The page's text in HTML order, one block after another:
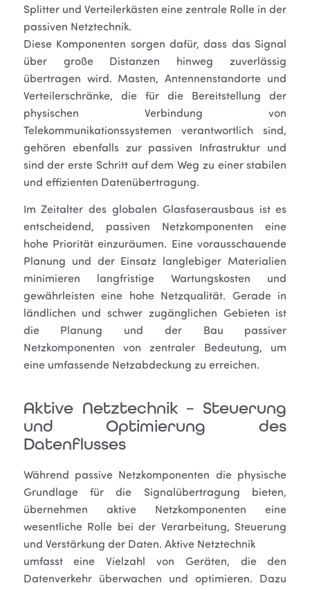
Splitter und Verteilerkästen eine zentrale Rolle in der
passiven Netztechnik.
Diese Komponenten sorgen dafür, dass das Signal
über große Distanzen hinweg zuverlässig
übertragen wird. Masten, Antennenstandorte und
Verteilerschränke, die für die Bereitstellung der
physischen Verbindung von
Telekommunikationssystemen verantwortlich sind,
gehören ebenfalls zur passiven Infrastruktur und
sind der erste Schritt auf dem Weg zu einer stabilen
und effizienten Datenübertragung.
Im Zeitalter des globalen Glasfaserausbaus ist es
entscheidend, passiven Netzkomponenten eine
hohe Priorität einzuräumen. Eine vorausschauende
Planung und der Einsatz langlebiger Materialien
minimieren langfristige Wartungskosten und
gewährleisten eine hohe Netzqualität. Gerade in
ländlichen und schwer zugänglichen Gebieten ist
die Planung und der Bau passiver
Netzkomponenten von zentraler Bedeutung, um
eine umfassende Netzabdeckung zu erreichen.
Aktive Netztechnik – Steuerung
und Optimierung des
Datenflusses
Während passive Netzkomponenten die physische
Grundlage für die Signalübertragung bieten,
übernehmen aktive Netzkomponenten eine
wesentliche Rolle bei der Verarbeitung, Steuerung
und Verstärkung der Daten. Aktive Netztechnik
umfasst eine Vielzahl von Geräten, die den
Datenverkehr überwachen und optimieren. Dazu